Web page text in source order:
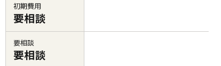
初期費用
要相談
要相談
要相談